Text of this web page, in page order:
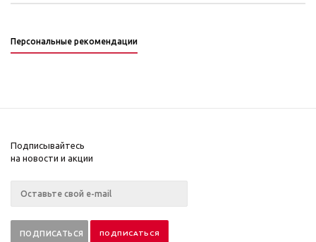
Персональные рекомендации
Подписывайтесь
на новости и акции
ПОДПИСАТЬСЯ